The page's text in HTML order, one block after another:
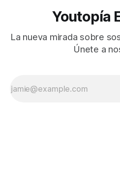
Youtopía
La nueva mirada sobre
Únete a